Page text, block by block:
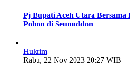
Pj Bupati Aceh Utara Bersama
Pohon di Seunuddon
Hukrim
Rabu, 22 Nov 2023 20:27 WIB